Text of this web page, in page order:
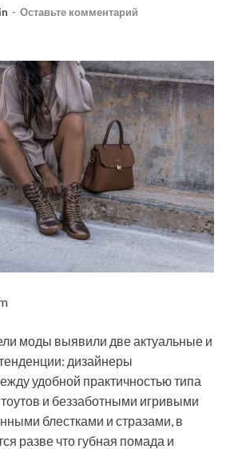
- Оставьте комментарий
моды выявили две актуальные и
дизайнеры
удобной практичностью типа
и беззаботными игривыми
блестками и стразами, в
разве что губная помада и